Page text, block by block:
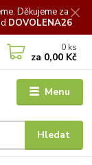
Děkujeme za
DOVOLENA26
Menu
Hledat
0 ks
za 0,00 Kč